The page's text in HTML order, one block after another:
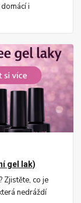
i
gel lak)
Zjistěte, co je
nedráždí